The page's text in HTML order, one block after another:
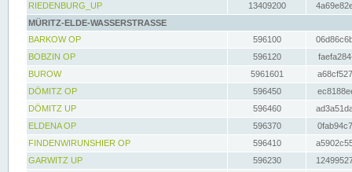
RIEDENBURG_UP
13409200
MÜRITZ-ELDE-WASSERSTRASSE
BARKOW OP
596100
BOBZIN OP
596120
BUROW
5961601
DÖMITZ OP
596450
DÖMITZ UP
596460
ELDENA OP
596370
FINDENWIRUNSHIER OP
596410
GARWITZ UP
596230